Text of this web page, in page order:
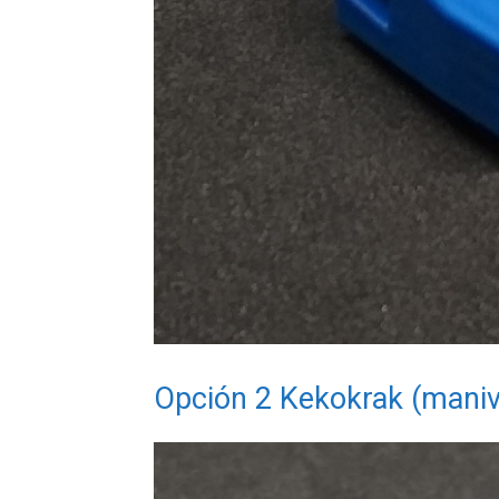
Opción 2 Kekokrak